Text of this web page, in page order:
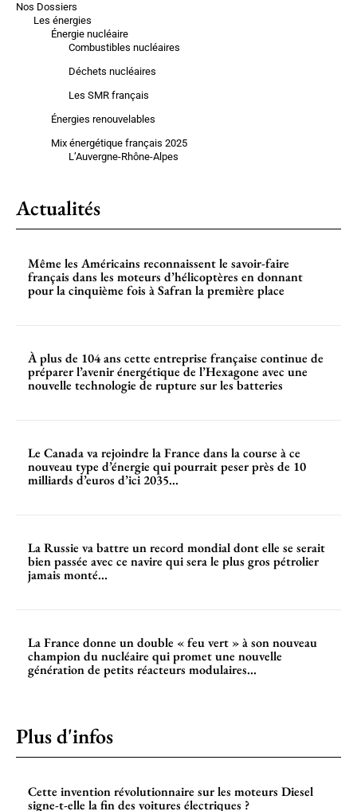
Nos Dossiers
Les énergies
Énergie nucléaire
Combustibles nucléaires
Déchets nucléaires
Les SMR français
Énergies renouvelables
Mix énergétique français 2025
L’Auvergne-Rhône-Alpes
Actualités
Même les Américains reconnaissent le savoir-faire
français dans les moteurs d’hélicoptères en donnant
pour la cinquième fois à Safran la première place
À plus de 104 ans cette entreprise française continue de
préparer l’avenir énergétique de l’Hexagone avec une
nouvelle technologie de rupture sur les batteries
Le Canada va rejoindre la France dans la course à ce
nouveau type d’énergie qui pourrait peser près de 10
milliards d’euros d’ici 2035...
La Russie va battre un record mondial dont elle se serait
bien passée avec ce navire qui sera le plus gros pétrolier
jamais monté...
La France donne un double « feu vert » à son nouveau
champion du nucléaire qui promet une nouvelle
génération de petits réacteurs modulaires...
Plus d'infos
Cette invention révolutionnaire sur les moteurs Diesel
signe-t-elle la fin des voitures électriques ?